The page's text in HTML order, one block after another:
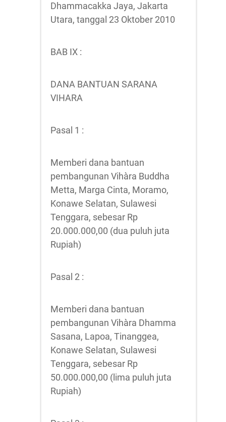
Dhammacakka Jaya, Jakarta
Utara, tanggal 23 Oktober 2010
BAB IX :
DANA BANTUAN SARANA
VIHARA
Pasal 1 :
Memberi dana bantuan
pembangunan Vihàra Buddha
Metta, Marga Cinta, Moramo,
Konawe Selatan, Sulawesi
Tenggara, sebesar Rp
20.000.000,00 (dua puluh juta
Rupiah)
Pasal 2 :
Memberi dana bantuan
pembangunan Vihàra Dhamma
Sasana, Lapoa, Tinanggea,
Konawe Selatan, Sulawesi
Tenggara, sebesar Rp
50.000.000,00 (lima puluh juta
Rupiah)